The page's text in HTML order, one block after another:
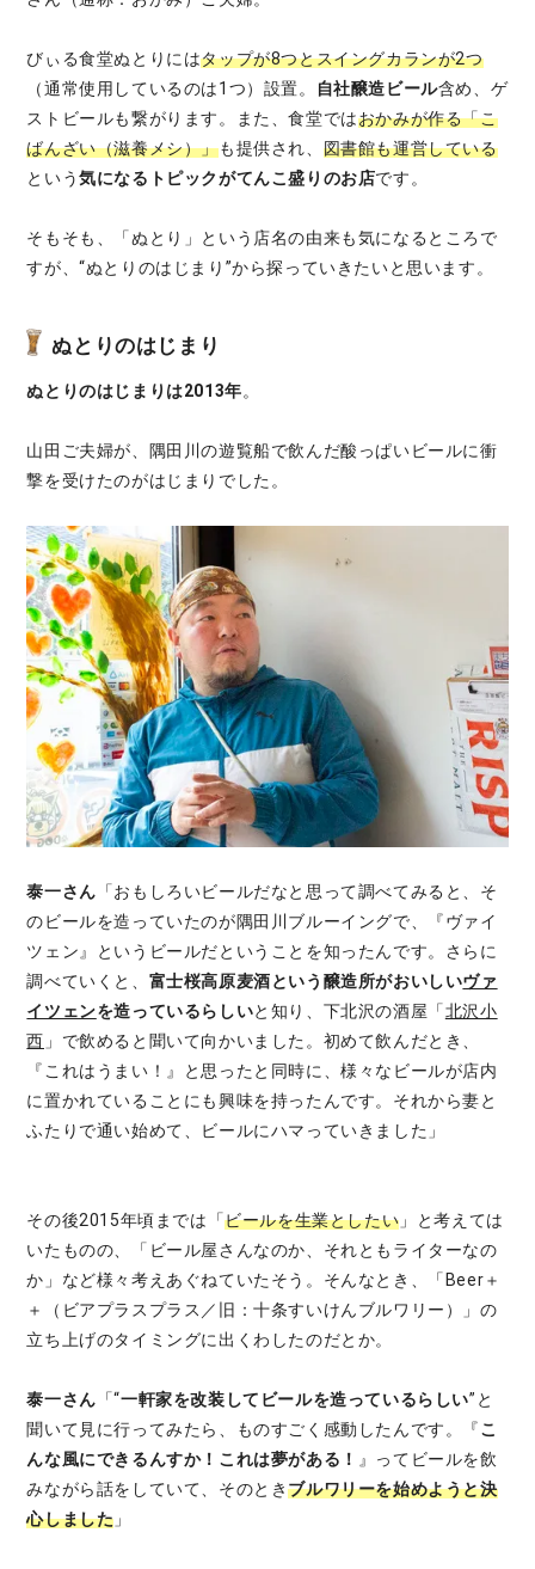
びぃる食堂ぬとりにはタップが8つとスイングカランが2つ
（通常使用しているのは1つ）設置。
自社醸造ビール含め、ゲ
ストビールも繋がります。また、食堂ではおかみが作る「こ
ばんざい（滋養メシ）」も提供され、 図書館も運営している
という気になるトピックがてんこ盛りのお店です。
そもそも、「ぬとり」という店名の由来も気になるところで
すが、“ぬとりのはじまり”から探っていきたいと思います。
ぬとりのはじまり
ぬとりのはじまりは2013年。
山田ご夫婦が、隅田川の遊覧船で飲んだ酸っぱいビールに衝
撃を受けたのがはじまりでした。
泰一さん 「おもしろいビールだなと思って調べてみると、そ
のビールを造っていたのが隅田川ブルーイングで、『ヴァイ
ツェン』というビールだということを知ったんです。さらに
調べていくと、 富士桜高原麦酒という醸造所がおいしいヴァ
イツェンを造っているらしいと知り、下北沢の酒屋「北沢小
西 」で飲めると聞いて向かいました。初めて飲んだとき、
『これはうまい！』と思ったと同時に、様々なビールが店内
に置かれていることにも興味を持ったんです。それから妻と
ふたりで通い始めて、ビールにハマっていきました」
その後2015年頃までは「ビールを生業としたい 」と考えては
いたものの、「ビール屋さんなのか、それともライターなの
か」など様々考えあぐねていたそう。そんなとき、「Beer＋
＋（ビアプラスプラス／旧：十条すいけんブルワリー）」の
立ち上げのタイミングに出くわしたのだとか。
泰一さん 「“一軒家を改装してビールを造っているらしい”と
聞いて見に行ってみたら、ものすごく感動したんです。『こ
んな風にできるんすか！これは夢がある！ 』ってビールを飲
みながら話をしていて、そのときブルワリーを始めようと決
心しました 」